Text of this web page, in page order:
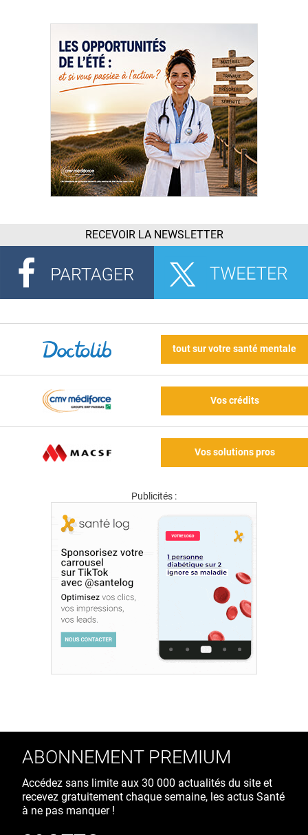
RECEVOIR LA NEWSLETTER
tout sur votre santé mentale
Vos crédits
Vos solutions pros
Publicités :
ABONNEMENT PREMIUM
Accédez sans limite aux 30 000 actualités du site et
recevez gratuitement chaque semaine, les actus Santé
à ne pas manquer !